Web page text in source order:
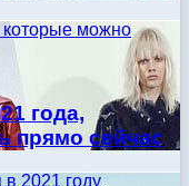
которые можно
года,
прямо сейчас
2021 году